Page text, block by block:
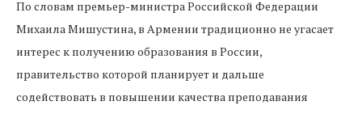
По словам премьер-министра Российской Федерации
Михаила Мишустина, в Армении традиционно не угасает
интерес к получению образования в России,
правительство которой планирует и дальше
содействовать в повышении качества преподавания